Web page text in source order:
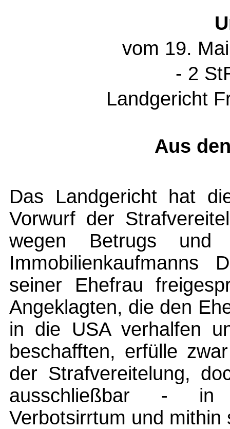
vom 19.
- 2
Landgericht
Aus
Das Landgericht hat
Vorwurf der
wegen Betrugs und
Immobilienkaufmanns
seiner Ehefrau
Angeklagten, die den
in die USA verhalfen
beschafften, erfülle
der Strafvereitelung,
ausschließbar - in
Verbotsirrtum und mithin